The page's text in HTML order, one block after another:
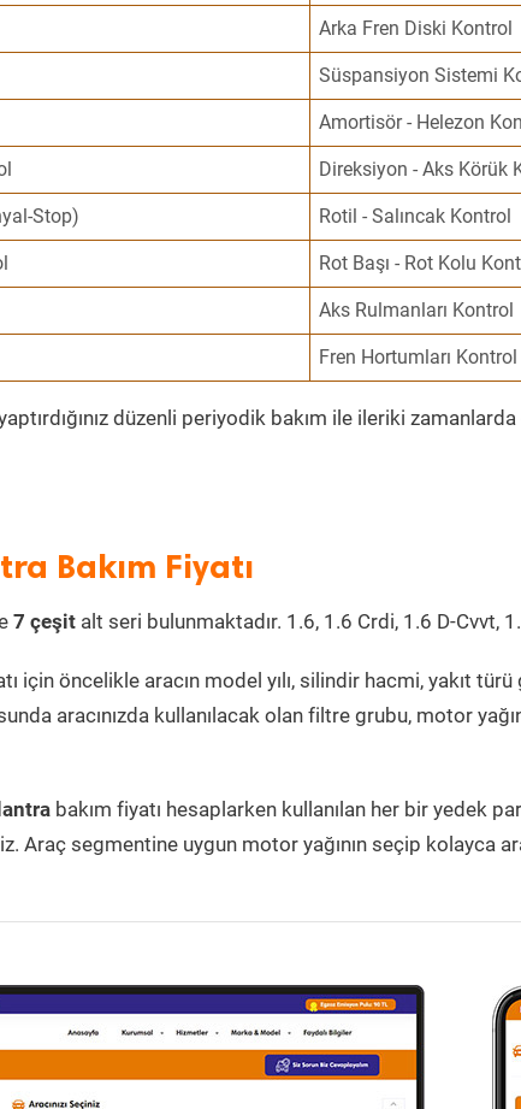
Arka Fren Diski Kontrol
Süspansiyon Sistemi
Amortisör - Helezon
Direksiyon - Aks Körük
Stop) Rotil - Salıncak Kontrol
Rot Başı - Rot Kolu
Aks Rulmanları Kontrol
Fren Hortumları Kontrol
yaptırdığınız düzenli periyodik bakım ile ileriki
Bakım Fiyatı
7 çeşit alt seri bulunmaktadır. 1.6, 1.6 Crdi, 1.6 D-Cvvt,
için öncelikle aracın model yılı, silindir hacmi, yakıt
aracınızda kullanılacak olan filtre grubu, motor
bakım fiyatı hesaplarken kullanılan her bir yedek
Araç segmentine uygun motor yağının seçip kolayca